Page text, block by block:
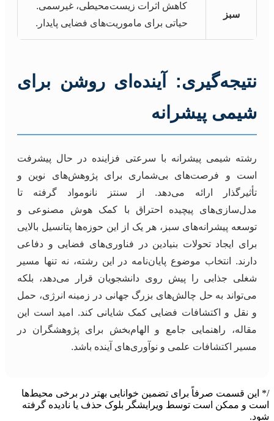
سبز
کاهش اثرات زیست‌محیطی، غیرسمی.
حیاتی برای ماموریت‌های فضایی پایدار.
نتیجه‌گیری: آینده‌ای روشن برای
شیمی پیشرانه
رشته شیمی پیشرانه با سرعتی فزاینده در حال پیشرفت
است و فرصت‌های بی‌شماری برای پژوهش‌های نوین و
تأثیرگذار ارائه می‌دهد. از سنتز نانومواد گرفته تا
مدل‌سازی‌های پیچیده احتراق با کمک هوش مصنوعی و
توسعه پیشرانه‌های سبز، هر یک از این حوزه‌ها پتانسیل بالایی
برای ایجاد تحولات بنیادین در فناوری‌های فضایی و دفاعی
دارند. انتخاب موضوع پایان‌نامه در این رشته، نه تنها مسیر
شغلی جذابی را پیش روی دانشجویان قرار می‌دهد، بلکه
می‌تواند به حل چالش‌های بزرگ جهانی در زمینه انرژی، حمل
و نقل و اکتشافات فضایی کمک شایانی کند. امید است این
مقاله، راهنمایی جامع و الهام‌بخش برای پژوهشگران در
مسیر اکتشافات علمی و نوآوری‌های آینده باشد.
/* این قسمت صرفاً برای تضمین خوانایی بهتر در برخی محیط‌ها
است و ممکن است توسط ویرایشگر بلوک حذف یا نادیده گرفته
شود.